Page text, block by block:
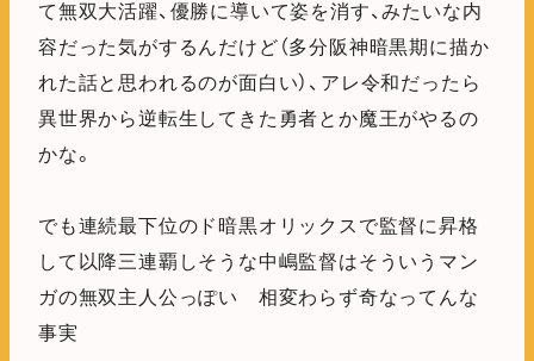
て無双大活躍、優勝に導いて姿を消す、みたいな内
容だった気がするんだけど（多分阪神暗黒期に描か
れた話と思われるのが面白い）、アレ令和だったら
異世界から逆転生してきた勇者とか魔王がやるの
かな。
でも連続最下位のド暗黒オリックスで監督に昇格
して以降三連覇しそうな中嶋監督はそういうマン
ガの無双主人公っぽい 相変わらず奇なってんな
事実